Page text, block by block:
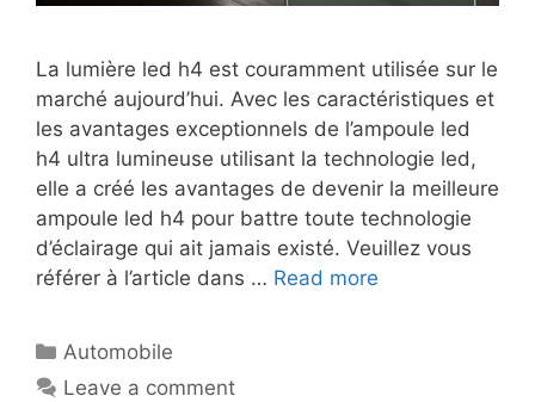
La lumière led h4 est couramment utilisée sur le
marché aujourd’hui. Avec les caractéristiques et
les avantages exceptionnels de l’ampoule led
h4 ultra lumineuse utilisant la technologie led,
elle a créé les avantages de devenir la meilleure
ampoule led h4 pour battre toute technologie
d’éclairage qui ait jamais existé. Veuillez vous
référer à l’article dans … Read more
Automobile
Leave a comment